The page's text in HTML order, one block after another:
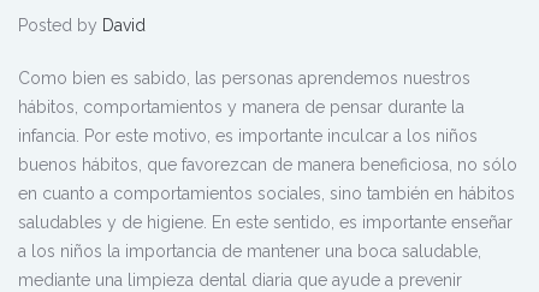
Posted by David
Como bien es sabido, las personas aprendemos nuestros
hábitos, comportamientos y manera de pensar durante la
infancia. Por este motivo, es importante inculcar a los niños
buenos hábitos, que favorezcan de manera beneficiosa, no sólo
en cuanto a comportamientos sociales, sino también en hábitos
saludables y de higiene. En este sentido, es importante enseñar
a los niños la importancia de mantener una boca saludable,
mediante una limpieza dental diaria que ayude a prevenir